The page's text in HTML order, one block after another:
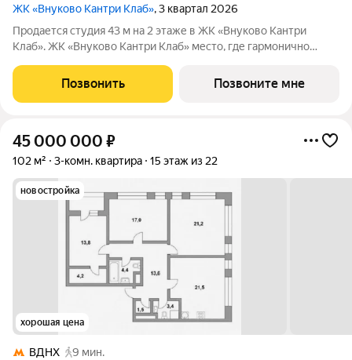
ЖК «Внуково Кантри Клаб», 3 квартал 2026
Продается студия 43 м на 2 этаже в ЖК «Внуково Кантри
Клаб». ЖК «Внуково Кантри Клаб» место, где гармонично
мегаполиса. Пространство, созданное для тех, кто ценит
уединение, премиальный сервис и
Позвонить Позвоните мне
45 000 000 ₽
102 м² 3-комн. квартира 15 этаж из 22
новостройка
хорошая цена
ВДНХ 9 мин.